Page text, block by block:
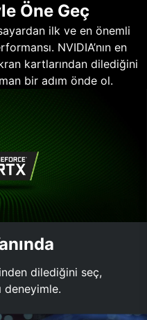
Öne Geç
ilk ve en önemli
NVIDIA’nın en
kartlarından dilediğini
bir adım önde ol.
dilediğini seç,
deneyimle.